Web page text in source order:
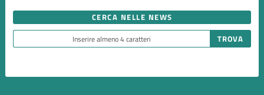
CERCA NELLE NEWS